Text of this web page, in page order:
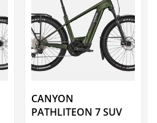
CANYON
PATHLITEON 7 SUV